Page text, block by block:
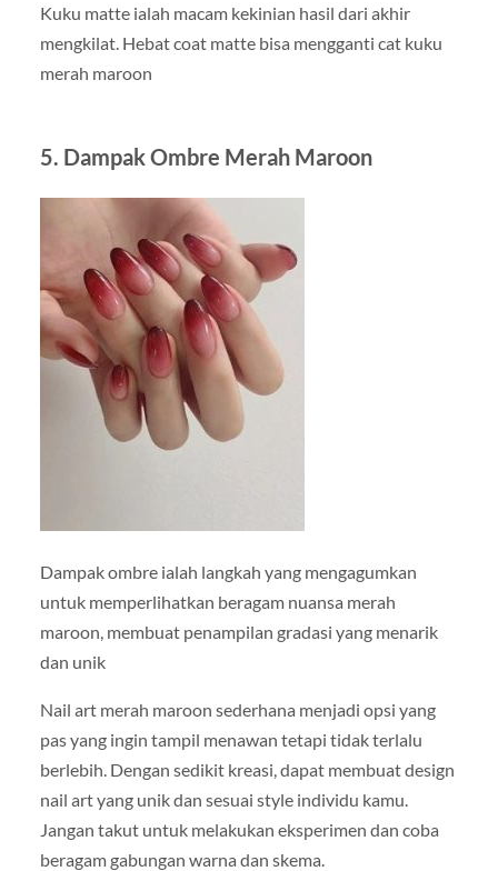
Kuku matte ialah macam kekinian hasil dari akhir
mengkilat. Hebat coat matte bisa mengganti cat kuku
merah maroon
5. Dampak Ombre Merah Maroon
Dampak ombre ialah langkah yang mengagumkan
untuk memperlihatkan beragam nuansa merah
maroon, membuat penampilan gradasi yang menarik
dan unik
Nail art merah maroon sederhana menjadi opsi yang
pas yang ingin tampil menawan tetapi tidak terlalu
berlebih. Dengan sedikit kreasi, dapat membuat design
nail art yang unik dan sesuai style individu kamu.
Jangan takut untuk melakukan eksperimen dan coba
beragam gabungan warna dan skema.